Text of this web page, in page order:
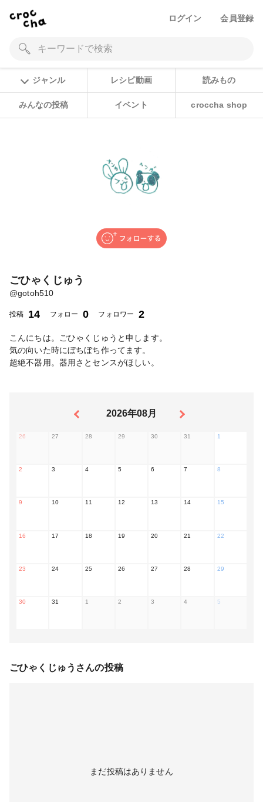
ログイン 会員登録
ジャンル レシピ動画 読みもの
みんなの投稿 イベント croccha shop
ごひゃくじゅう
@gotoh510
投稿 14 フォロー 0 フォロワー 2
こんにちは。ごひゃくじゅうと申します。
気の向いた時にぼちぼち作ってます。
超絶不器用。器用さとセンスがほしい。
2026年08月
26 27 28 29 30 31 1
2 3 4 5 6 7 8
9 10 11 12 13 14 15
16 17 18 19 20 21 22
23 24 25 26 27 28 29
30 31 1 2 3 4 5
ごひゃくじゅう さんの投稿
まだ投稿はありません